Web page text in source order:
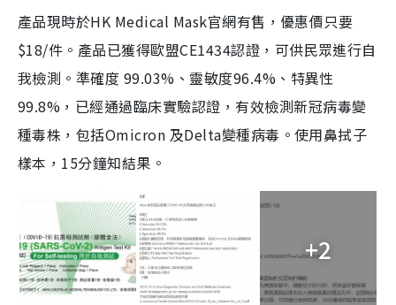
產品現時於HK Medical Mask官網有售，優惠價只要
$18/件。產品已獲得歐盟CE1434認證，可供民眾進行自
我檢測。準確度 99.03%、靈敏度96.4%、特異性
99.8%，已經通過臨床實驗認證，有效檢測新冠病毒變
種毒株，包括Omicron 及Delta變種病毒。使用鼻拭子
樣本，15分鐘知結果。
+2